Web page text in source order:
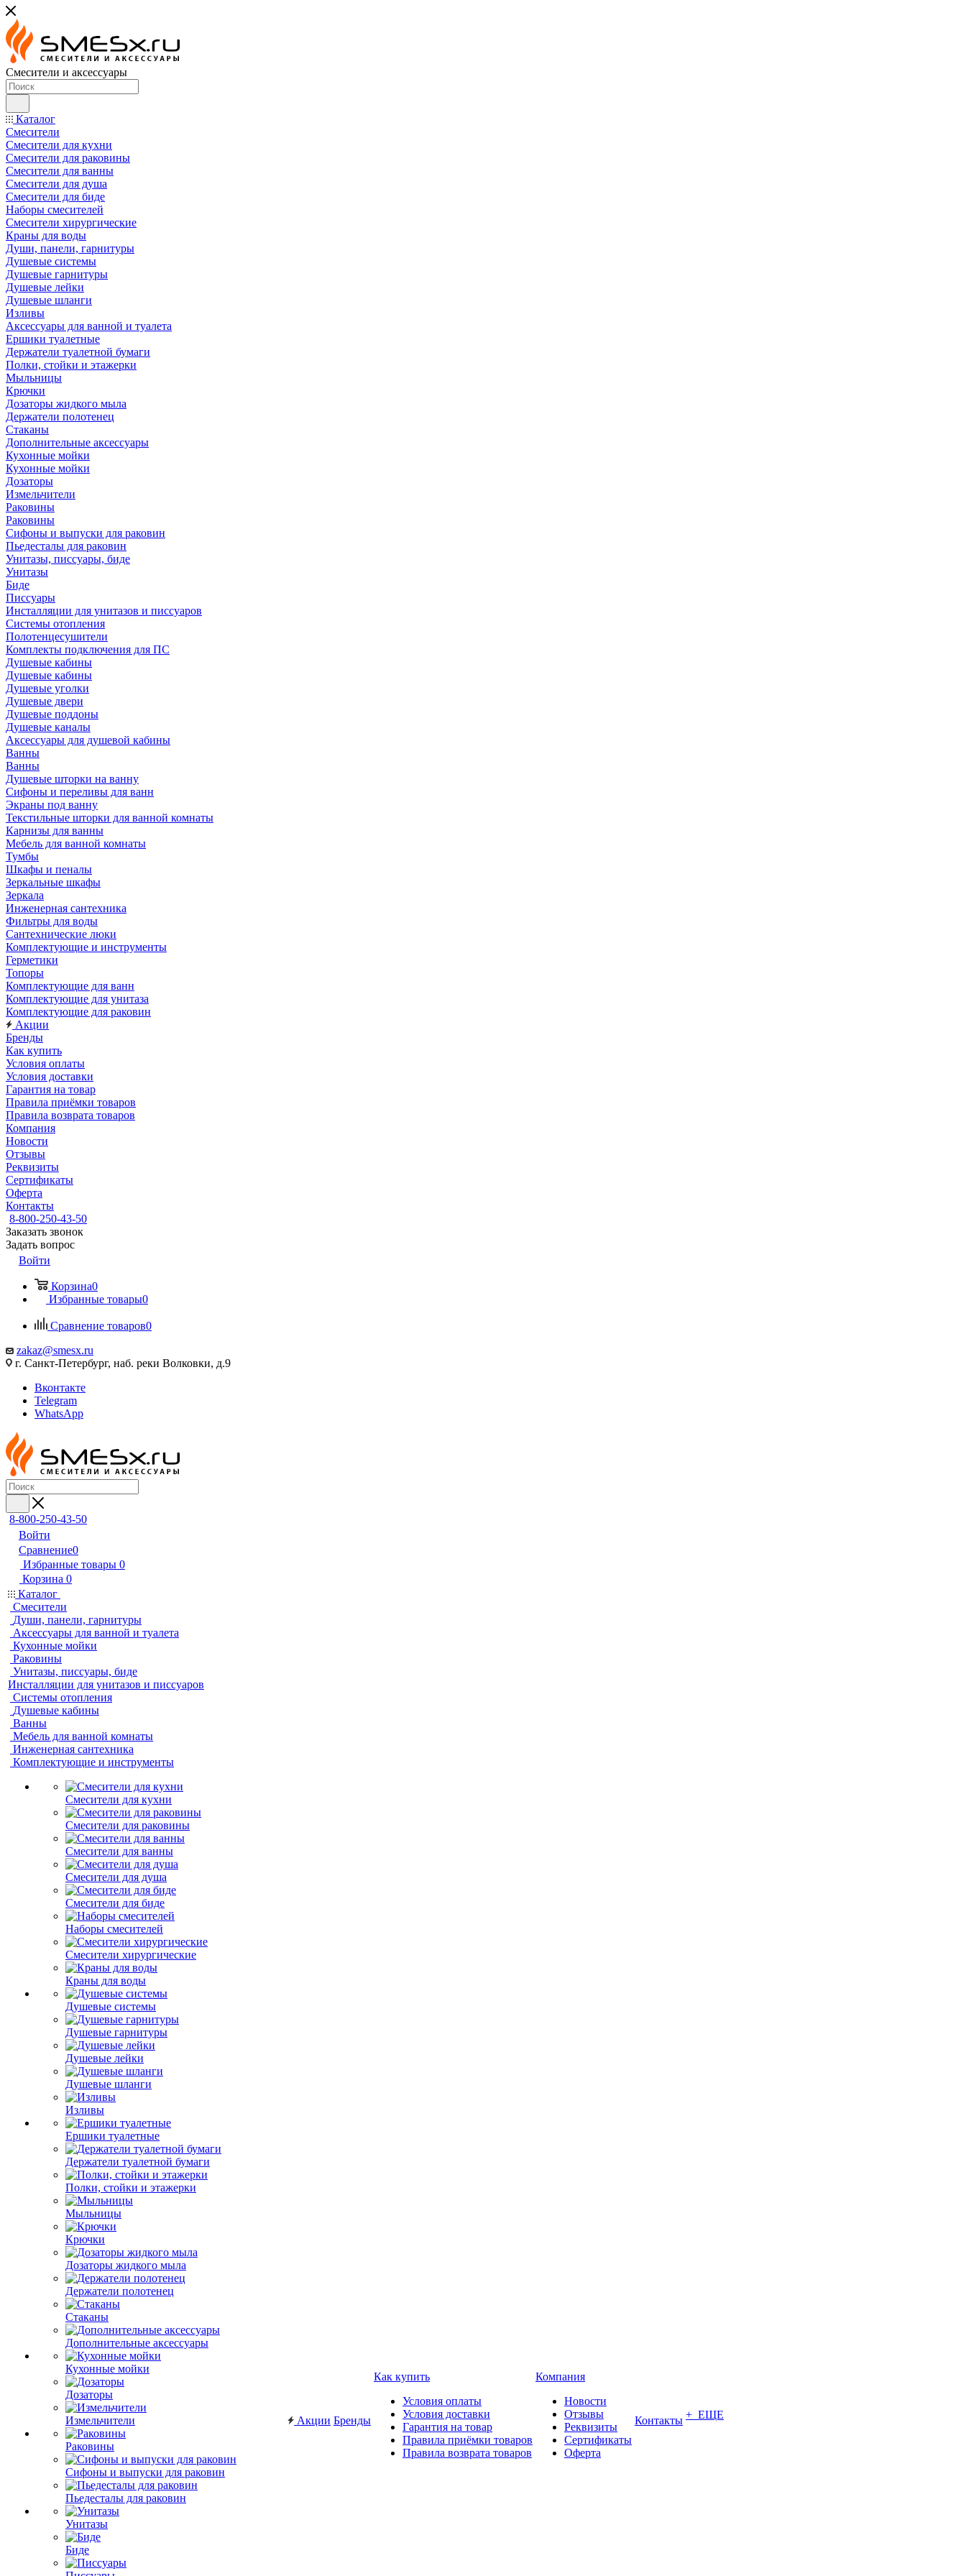
Смесители и аксессуары
Каталог
Смесители
Смесители для кухни
Смесители для раковины
Смесители для ванны
Смесители для душа
Смесители для биде
Наборы смесителей
Смесители хирургические
Краны для воды
Души, панели, гарнитуры
Душевые системы
Душевые гарнитуры
Душевые лейки
Душевые шланги
Изливы
Аксессуары для ванной и туалета
Ершики туалетные
Держатели туалетной бумаги
Полки, стойки и этажерки
Мыльницы
Крючки
Дозаторы жидкого мыла
Держатели полотенец
Стаканы
Дополнительные аксессуары
Кухонные мойки
Кухонные мойки
Дозаторы
Измельчители
Раковины
Раковины
Сифоны и выпуски для раковин
Пьедесталы для раковин
Унитазы, писсуары, биде
Унитазы
Биде
Писсуары
Инсталляции для унитазов и писсуаров
Системы отопления
Полотенцесушители
Комплекты подключения для ПС
Душевые кабины
Душевые кабины
Душевые уголки
Душевые двери
Душевые поддоны
Душевые каналы
Аксессуары для душевой кабины
Ванны
Ванны
Душевые шторки на ванну
Сифоны и переливы для ванн
Экраны под ванну
Текстильные шторки для ванной комнаты
Карнизы для ванны
Мебель для ванной комнаты
Тумбы
Шкафы и пеналы
Зеркальные шкафы
Зеркала
Инженерная сантехника
Фильтры для воды
Сантехнические люки
Комплектующие и инструменты
Герметики
Топоры
Комплектующие для ванн
Комплектующие для унитаза
Комплектующие для раковин
Акции
Бренды
Как купить
Условия оплаты
Условия доставки
Гарантия на товар
Правила приёмки товаров
Правила возврата товаров
Компания
Новости
Отзывы
Реквизиты
Сертификаты
Оферта
Контакты
8-800-250-43-50
Заказать звонок
Задать вопрос
Войти
Корзина0
Избранные товары0
Сравнение товаров0
zakaz@smesx.ru
г. Санкт-Петербург, наб. реки Волковки, д.9
Вконтакте
Telegram
WhatsApp
8-800-250-43-50
Войти
Сравнение0
Избранные товары 0
Корзина 0
Каталог
Смесители
Души, панели, гарнитуры
Аксессуары для ванной и туалета
Кухонные мойки
Раковины
Унитазы, писсуары, биде
Инсталляции для унитазов и писсуаров
Системы отопления
Душевые кабины
Ванны
Мебель для ванной комнаты
Инженерная сантехника
Комплектующие и инструменты
Смесители для кухни
Смесители для раковины
Смесители для ванны
Смесители для душа
Смесители для биде
Наборы смесителей
Смесители хирургические
Краны для воды
Душевые системы
Душевые гарнитуры
Душевые лейки
Душевые шланги
Изливы
Ершики туалетные
Держатели туалетной бумаги
Полки, стойки и этажерки
Мыльницы
Крючки
Дозаторы жидкого мыла
Держатели полотенец
Стаканы
Дополнительные аксессуары
Кухонные мойки
Дозаторы
Измельчители
Раковины
Сифоны и выпуски для раковин
Пьедесталы для раковин
Унитазы
Биде
Акции Бренды
Как купить
Условия оплаты
Условия доставки
Гарантия на товар
Правила приёмки товаров
Правила возврата товаров
Компания
Новости
Отзывы
Реквизиты
Сертификаты
Оферта
Контакты + ЕЩЕ